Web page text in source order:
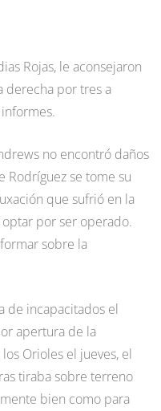
Rojas, le aconsejaron
derecha por tres a
no encontró daños
Rodríguez se tome su
que sufrió en la
por ser operado.
sobre la
de incapacitados el
apertura de la
Orioles el jueves, el
tiraba sobre terreno
bien como para